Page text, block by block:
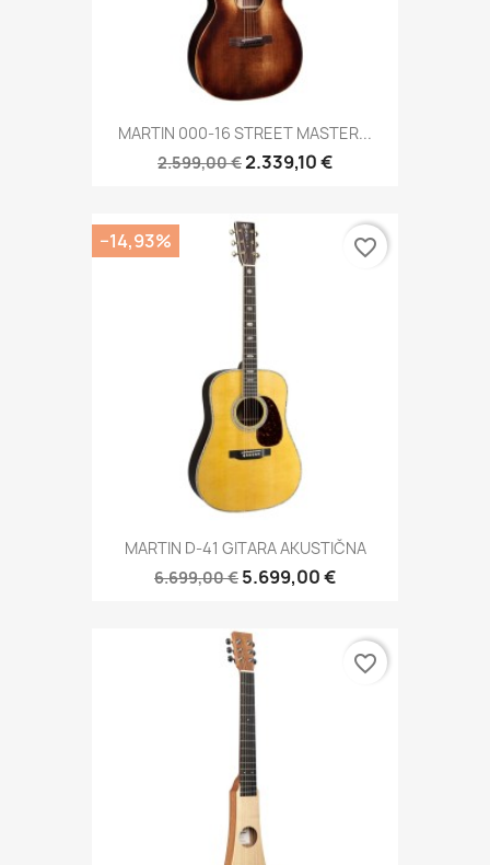
MARTIN 000-16 STREET MASTER...
2.599,00 €2.339,10 €
MARTIN D-41 GITARA AKUSTIČNA
6.699,00 € 5.699,00 €
−14,93% favorite_border
favorite_border